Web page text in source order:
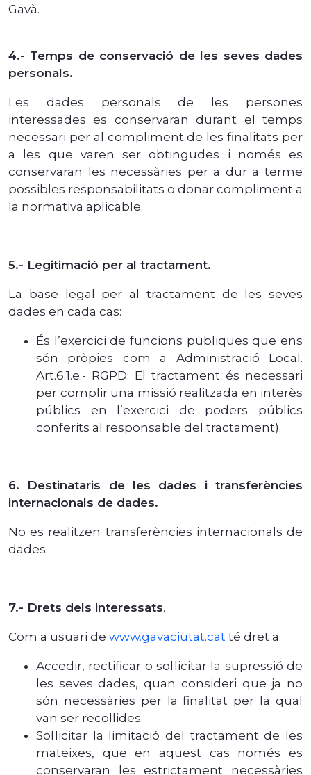
Gavà.
4.- Temps de conservació de les seves dades
personals.
Les dades personals de les persones
interessades es conservaran durant el temps
necessari per al compliment de les finalitats per
a les que varen ser obtingudes i només es
conservaran les necessàries per a dur a terme
possibles responsabilitats o donar compliment a
la normativa aplicable.
5.- Legitimació per al tractament.
La base legal per al tractament de les seves
dades en cada cas:
És l’exercici de funcions publiques que ens
són pròpies com a Administració Local.
Art.6.1.e.- RGPD: El tractament és necessari
per complir una missió realitzada en interès
públics en l’exercici de poders públics
conferits al responsable del tractament).
6. Destinataris de les dades i transferències
internacionals de dades.
No es realitzen transferències internacionals de
dades.
7.- Drets dels interessats.
Com a usuari de www.gavaciutat.cat té dret a:
Accedir, rectificar o sol·licitar la supressió de
les seves dades, quan consideri que ja no
són necessàries per la finalitat per la qual
van ser recollides.
Sol·licitar la limitació del tractament de les
mateixes, que en aquest cas només es
conservaran les estrictament necessàries